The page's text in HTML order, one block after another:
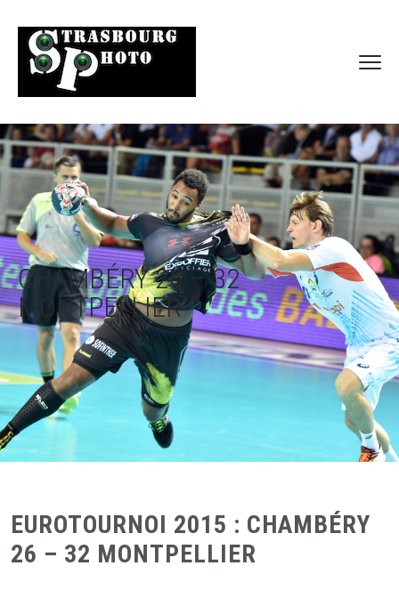
CHAMBÉRY 26 – 32
MONTPELLIER
EUROTOURNOI 2015 : CHAMBÉRY
26 – 32 MONTPELLIER